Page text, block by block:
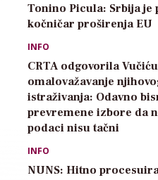
Tonino Picula: Srbija je
kočničar proširenja EU
INFO
CRTA odgovorila
omalovažavanje
istraživanja: Odavno
prevremene izbore da
podaci nisu tačni
INFO
NUNS: Hitno